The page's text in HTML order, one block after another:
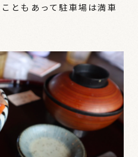
ともあって駐車場は満車